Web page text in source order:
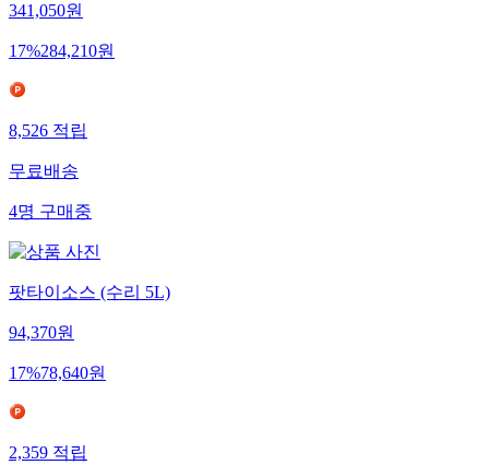
341,050원
17%284,210원
8,526 적립
무료배송
4명 구매중
팟타이소스 (수리 5L)
94,370원
17%78,640원
2,359 적립